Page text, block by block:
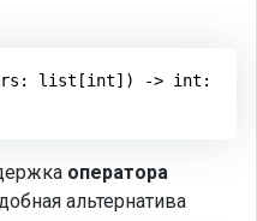
list[int]) -> int :
оператора
альтернатива